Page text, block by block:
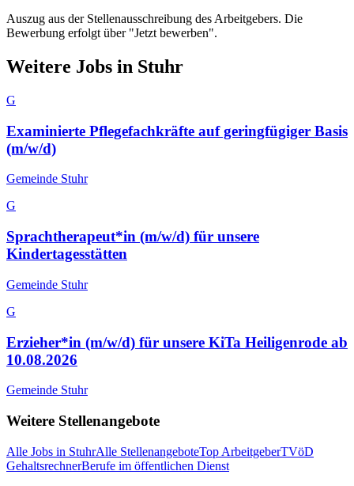
Auszug aus der Stellenausschreibung des Arbeitgebers. Die
Bewerbung erfolgt über "Jetzt bewerben".
Weitere Jobs in Stuhr
G
Examinierte Pflegefachkräfte auf geringfügiger Basis
(m/w/d)
Gemeinde Stuhr
G
Sprachtherapeut*in (m/w/d) für unsere
Kindertagesstätten
Gemeinde Stuhr
G
Erzieher*in (m/w/d) für unsere KiTa Heiligenrode ab
10.08.2026
Gemeinde Stuhr
Weitere Stellenangebote
Alle Jobs in StuhrAlle StellenangeboteTop ArbeitgeberTVöD
GehaltsrechnerBerufe im öffentlichen Dienst